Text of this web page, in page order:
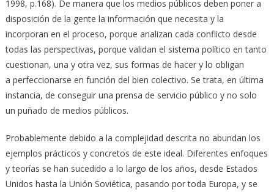
1998, p.168). De manera que los medios públicos deben poner a
disposición de la gente la información que necesita y la
incorporan en el proceso, porque analizan cada conflicto desde
todas las perspectivas, porque validan el sistema político en tanto
cuestionan, una y otra vez, sus formas de hacer y lo obligan
a perfeccionarse en función del bien colectivo. Se trata, en última
instancia, de conseguir una prensa de servicio público y no solo
un puñado de medios públicos.
Probablemente debido a la complejidad descrita no abundan los
ejemplos prácticos y concretos de este ideal. Diferentes enfoques
y teorías se han sucedido a lo largo de los años, desde Estados
Unidos hasta la Unión Soviética, pasando por toda Europa, y se